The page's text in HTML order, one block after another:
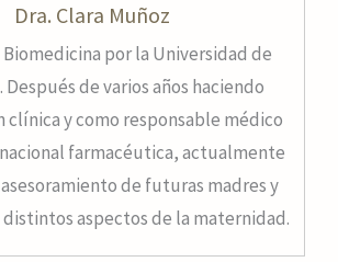
Dra. Clara Muñoz
por la Universidad de
Después de varios años haciendo
clínica y como responsable médico
farmacéutica, actualmente
de futuras madres y
distintos aspectos de la maternidad.